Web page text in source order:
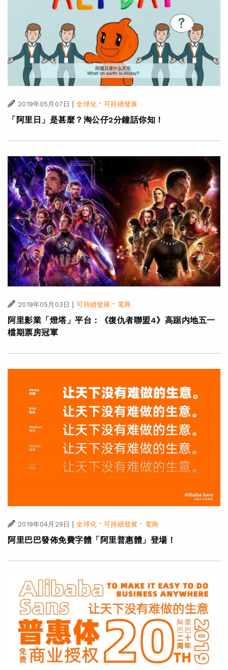
2019年05月07日 | 全球化·可持續發展
「阿里日」是甚麼？淘公仔2分鐘話你知！
2019年05月03日 | 可持續發展 · 電商
阿里影業「燈塔」平台：《復仇者聯盟4》高踞内地五一
檔期票房冠軍
2019年04月29日 | 全球化·可持續發展 · 電商
阿里巴巴發佈免費字體「阿里普惠體」登場！